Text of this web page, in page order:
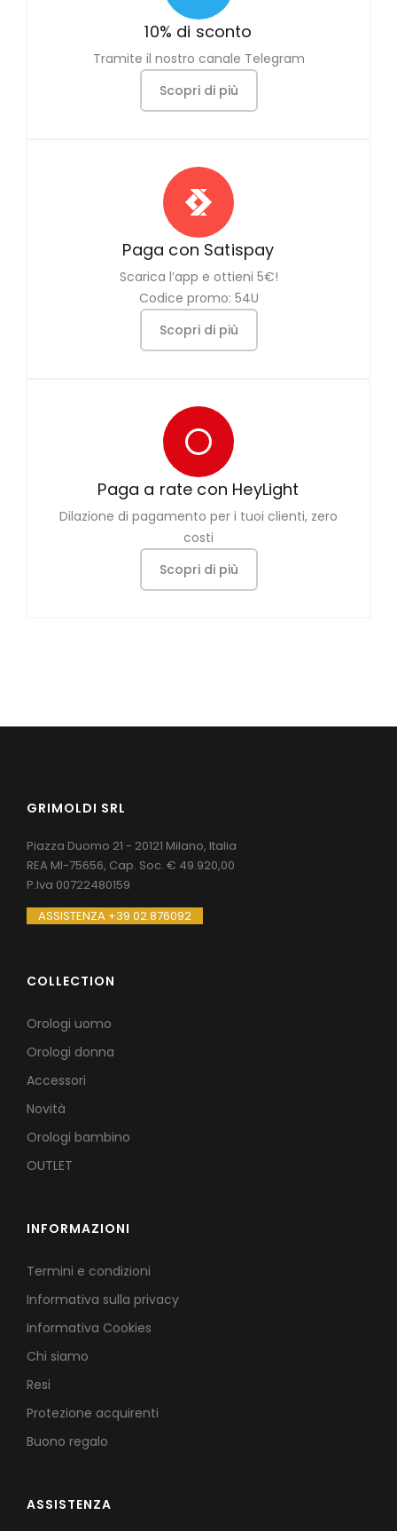
10% di sconto
Tramite il nostro canale Telegram
Scopri di più
Paga con Satispay
Scarica l’app e ottieni 5€!
Codice promo: 54U
Scopri di più
Paga a rate con HeyLight
Dilazione di pagamento per i tuoi clienti, zero
costi
Scopri di più
GRIMOLDI SRL
Piazza Duomo 21 - 20121 Milano, Italia
REA MI-75656, Cap. Soc. € 49.920,00
P.Iva 00722480159
ASSISTENZA +39 02.876092
COLLECTION
Orologi uomo
Orologi donna
Accessori
Novità
Orologi bambino
OUTLET
INFORMAZIONI
Termini e condizioni
Informativa sulla privacy
Informativa Cookies
Chi siamo
Resi
Protezione acquirenti
Buono regalo
ASSISTENZA